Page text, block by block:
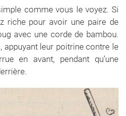
comme vous le voyez. Si
riche pour avoir une paire de
avec une corde de bambou.
appuyant leur poitrine contre le
en avant, pendant qu’une